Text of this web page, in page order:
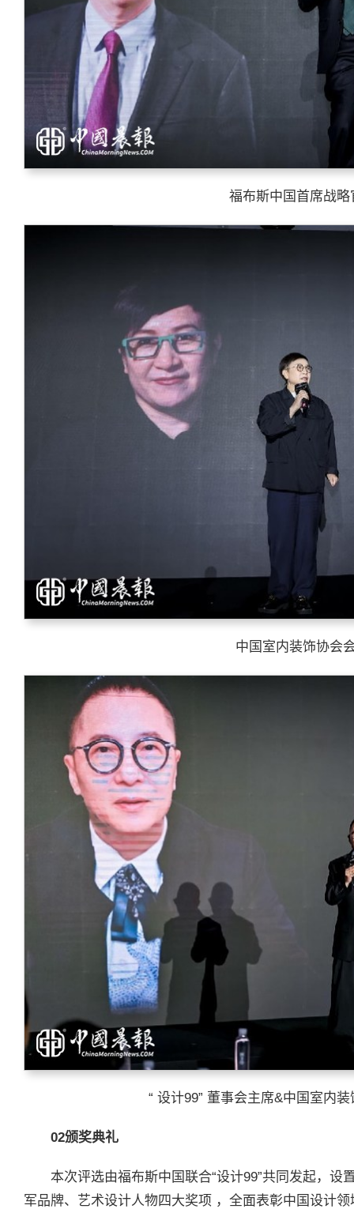
福布斯中国首席战略
中国室内装饰协会
“ 设计99” 董事会主席&中国室内
02颁奖典礼
本次评选由福布斯中国联合“设计99”共同发起，
军品牌、艺术设计人物四大奖项 ，全面表彰中国设计